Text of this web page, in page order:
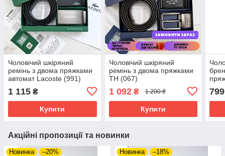
Чоловічий шкіряний
ремінь з двома пряжками
автомат Lacoste (991)
1 115 ₴
Купити
Чоловічий шкіряний
ремінь з двома пряжками
TH (067)
1 092₴ 1 200 ₴
Купити
799
Акційні пропозиції та новинки
Новинка –20% Новинка –18%